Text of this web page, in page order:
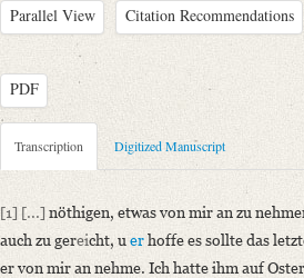
Parallel View Citation Recommendations
PDF
Metadata Concerning Header
Sender: Johanna Christiane Erdmuthe
Recipient: August Wilhelm von Schlegel
Place of Dispatch: Hannover
Place of Destination: Amsterdam GND
Transcription Digitized Manuscript
[1] [...]nöthigen, etwas von mir an zu
auch zu gereicht, u erhoffe es sollte das
er von mir an nehme. Ich hatte ihm auf